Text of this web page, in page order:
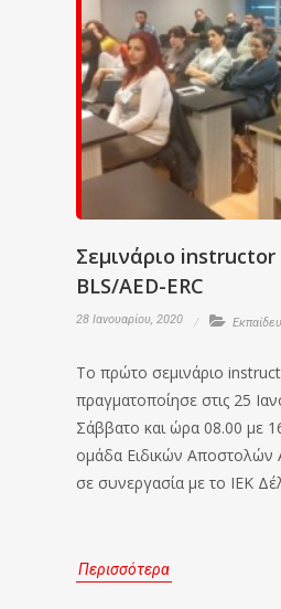
Σεμινάριο
BLS/AED-ERC
28 Ιανουαρίου, 2020
Το πρώτο σεμινάριο
πραγματοποίησε στις 25
Σάββατο και ώρα 08.00 με
ομάδα Ειδικών Αποστολών
σε συνεργασία με το ΙΕΚ
Περισσότερα